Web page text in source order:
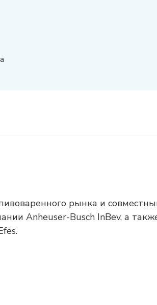
рынка и
Anheuser-Busch InBev, а